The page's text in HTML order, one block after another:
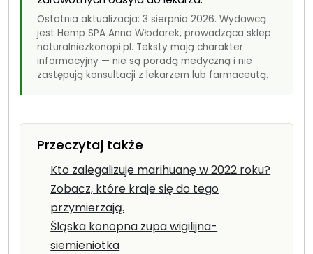
Ostatnia aktualizacja: 3 sierpnia 2026. Wydawcą
jest Hemp SPA Anna Włodarek, prowadząca sklep
naturalniezkonopi.pl. Teksty mają charakter
informacyjny — nie są poradą medyczną i nie
zastępują konsultacji z lekarzem lub farmaceutą.
Przeczytaj także
Kto zalegalizuje marihuanę w 2022 roku?
Zobacz, które kraje się do tego
przymierzają.
Śląska konopna zupa wigilijna-
siemieniotka